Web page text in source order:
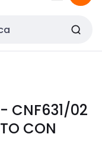
- CNF631/02
CON